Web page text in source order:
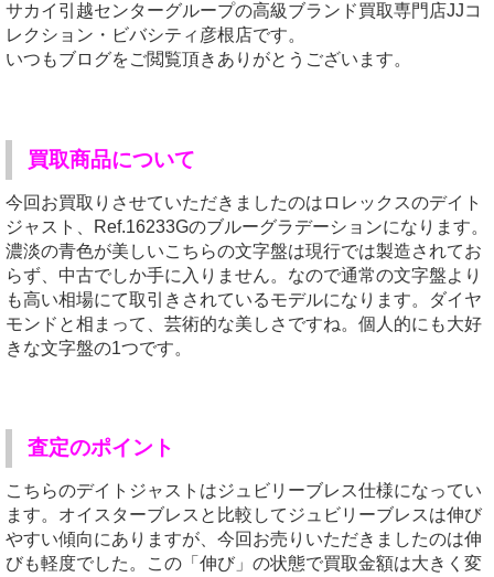
サカイ引越センターグループの高級ブランド買取専門店JJコ
レクション・ビバシティ彦根店です。
いつもブログをご閲覧頂きありがとうございます。
買取商品について
今回お買取りさせていただきましたのはロレックスのデイト
ジャスト、Ref.16233Gのブルーグラデーションになります。
濃淡の青色が美しいこちらの文字盤は現行では製造されてお
らず、中古でしか手に入りません。なので通常の文字盤より
も高い相場にて取引きされているモデルになります。ダイヤ
モンドと相まって、芸術的な美しさですね。個人的にも大好
きな文字盤の1つです。
査定のポイント
こちらのデイトジャストはジュビリーブレス仕様になってい
ます。オイスターブレスと比較してジュビリーブレスは伸び
やすい傾向にありますが、今回お売りいただきましたのは伸
びも軽度でした。この「伸び」の状態で買取金額は大きく変